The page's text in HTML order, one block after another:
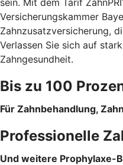
Versicherungskammer
Zahnzusatzversicherung,
Verlassen Sie sich auf
Zahngesundheit.
Bis zu 100
Für Zahnbehandlung,
Professionelle
Und weitere Prophylaxe-